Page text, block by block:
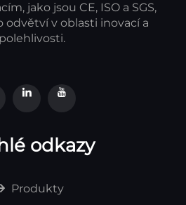
jako jsou CE, ISO a SGS,
v oblasti inovací a
odkazy
Produkty